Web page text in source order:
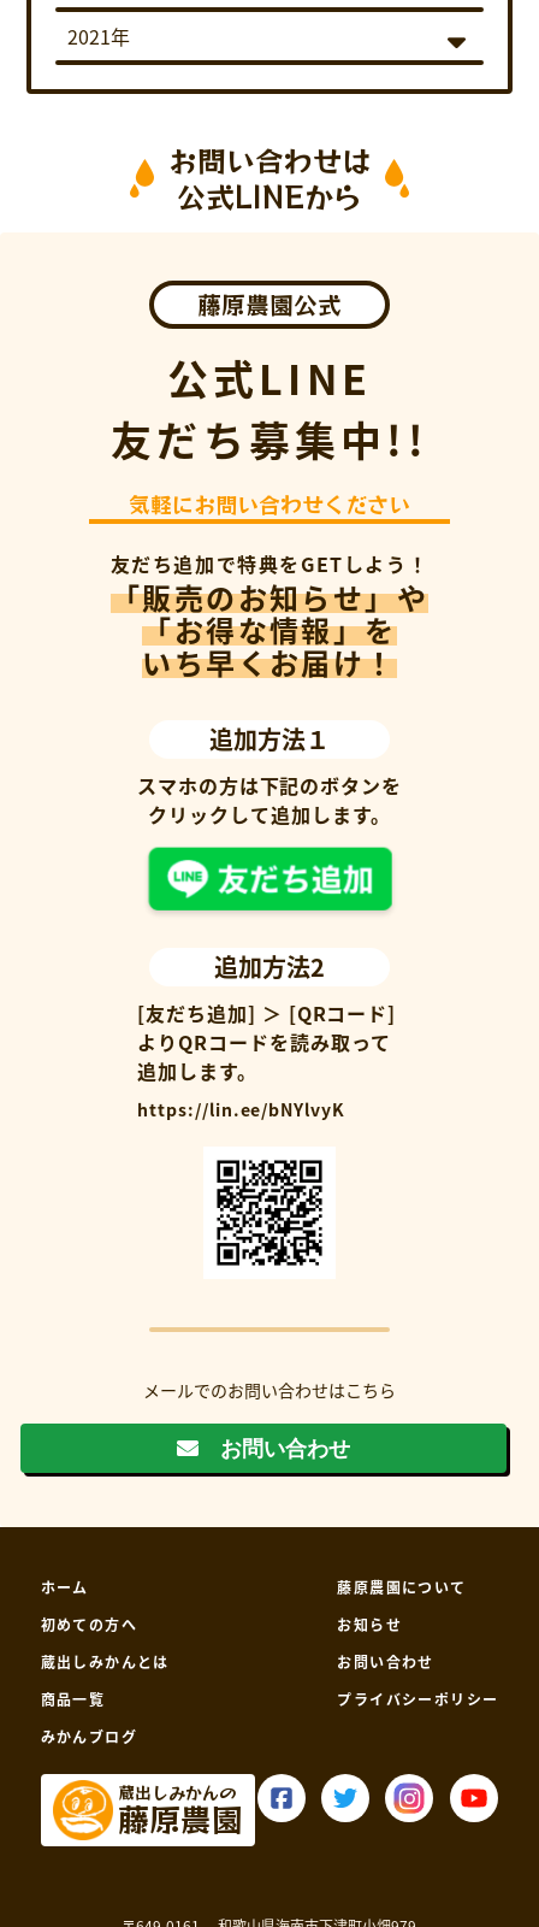
2021年
お問い合わせは
公式LINEから
藤原農園公式
公式LINE
友だち募集中!!
気軽にお問い合わせください
友だち追加で特典をGETしよう！
「販売のお知らせ」や
「お得な情報」を
いち早くお届け！
追加方法１
スマホの方は下記のボタンを
クリックして追加します。
追加方法2
[友だち追加] ＞ [QRコード]
よりQRコードを読み取って
追加します。
https://lin.ee/bNYlvyK
メールでのお問い合わせはこちら
お問い合わせ
ホーム
初めての方へ
蔵出しみかんとは
商品一覧
みかんブログ
藤原農園について
お知らせ
お問い合わせ
プライバシーポリシー
蔵出しみかんの
藤原農園